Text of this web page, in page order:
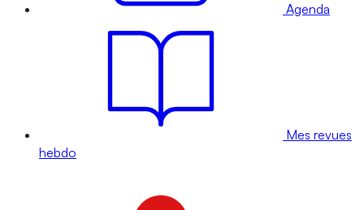
Agenda
Mes revues
hebdo